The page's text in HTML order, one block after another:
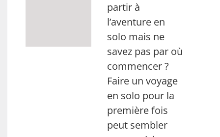
partir à
l’aventure en
solo mais ne
savez pas par où
commencer ?
Faire un voyage
en solo pour la
première fois
peut sembler